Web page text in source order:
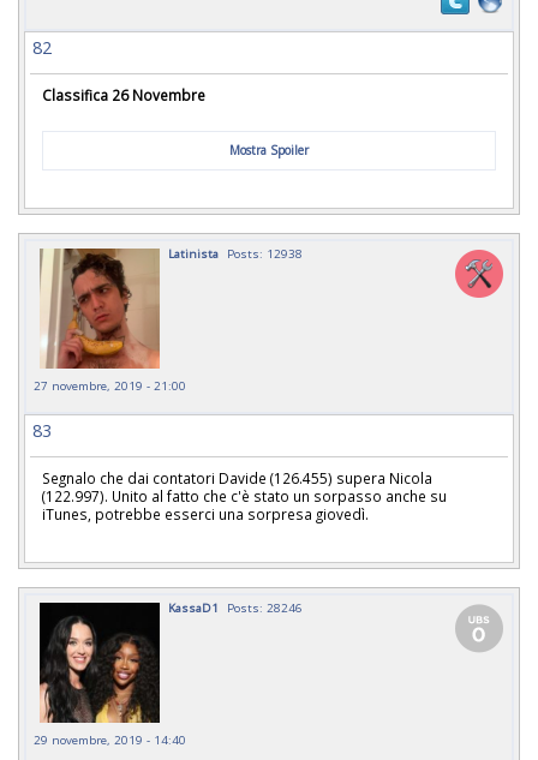
82
Classifica 26 Novembre
Mostra Spoiler
Latinista Posts: 12938
27 novembre, 2019 - 21:00
83
Segnalo che dai contatori Davide (126.455) supera Nicola
(122.997). Unito al fatto che c'è stato un sorpasso anche su
iTunes, potrebbe esserci una sorpresa giovedì.
KassaD1 Posts: 28246
29 novembre, 2019 - 14:40